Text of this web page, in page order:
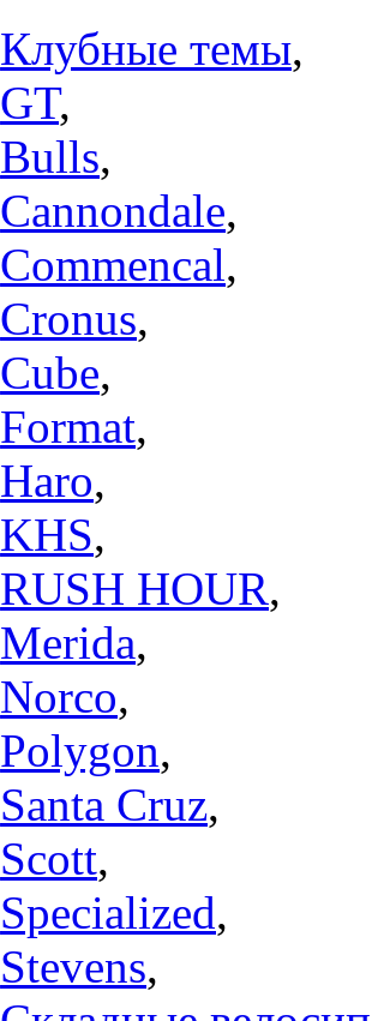
Клубные темы,
GT,
Bulls,
Cannondale,
Commencal,
Cronus,
Cube,
Format,
Haro,
KHS,
RUSH HOUR,
Merida,
Norco,
Polygon,
Santa Cruz,
Scott,
Specialized,
Stevens,